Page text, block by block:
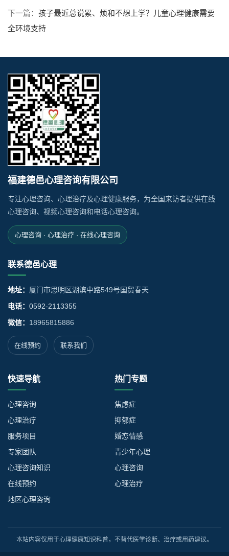
下一篇： 孩子最近总说累、烦和不想上学？儿童心理健康需要
全环境支持
福建德邑心理咨询有限公司
专注心理咨询、心理治疗及心理健康服务，为全国来访者提供在线
心理咨询、视频心理咨询和电话心理咨询。
心理咨询 · 心理治疗 · 在线心理咨询
联系德邑心理
地址： 厦门市思明区湖滨中路549号国贸春天
电话： 0592-2113355
微信： 18965815886
在线预约 联系我们
快速导航
心理咨询
心理治疗
服务项目
专家团队
心理咨询知识
在线预约
地区心理咨询
热门专题
焦虑症
抑郁症
婚恋情感
青少年心理
心理咨询
心理治疗
本站内容仅用于心理健康知识科普，不替代医学诊断、治疗或用药建议。